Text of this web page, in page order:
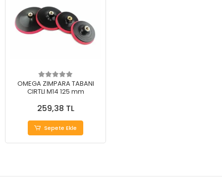
OMEGA ZIMPARA TABANI
CIRTLI M14 125 mm
259,38 TL
Sepete Ekle